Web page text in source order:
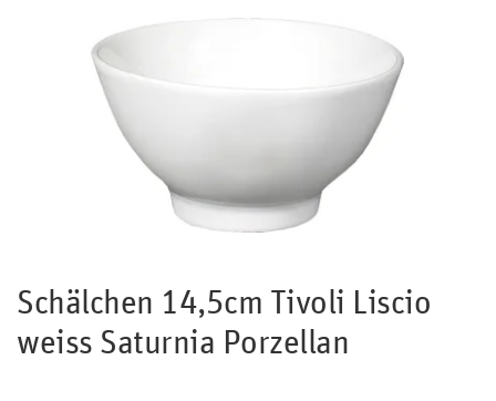
Schälchen 14,5cm Tivoli Liscio
weiss Saturnia Porzellan